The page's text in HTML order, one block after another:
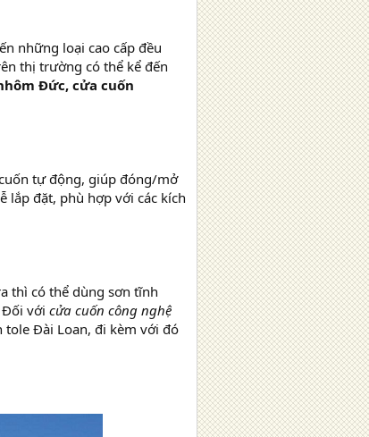
những loại cao cấp đều
thị trường có thể kể đến
Đức, cửa cuốn
tự động, giúp đóng/mở
lắp đặt, phù hợp với các kích
thì có thể dùng sơn tĩnh
Đối với cửa cuốn công nghệ
tole Đài Loan, đi kèm với đó